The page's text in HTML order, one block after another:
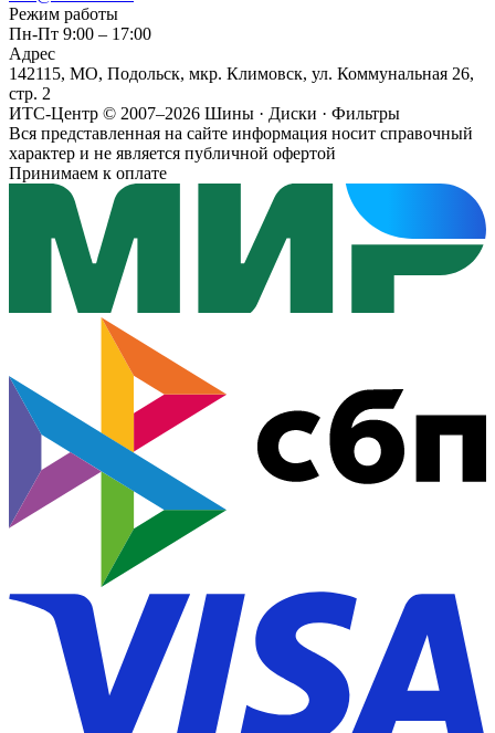
Режим работы
Пн-Пт 9:00 – 17:00
Адрес
142115, МО, Подольск, мкр. Климовск, ул. Коммунальная 26,
стр. 2
ИТС-Центр © 2007–2026 Шины · Диски · Фильтры
Вся представленная на сайте информация носит справочный
характер и не является публичной офертой
Принимаем к оплате